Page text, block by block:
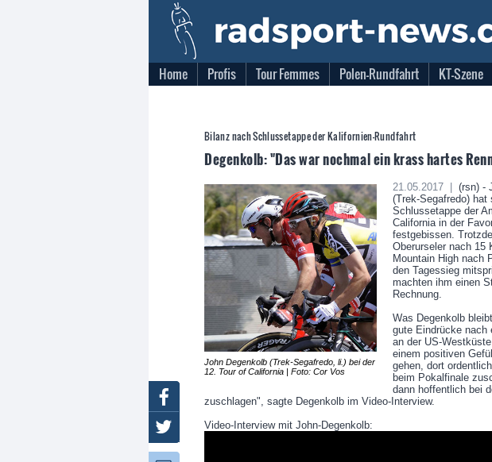
Home Profis Tour Femmes Polen-Rundfahrt KT-Szene
Bilanz nach Schlussetappe der Kalifornien-Rundfahrt
Degenkolb: "Das war nochmal ein krass hartes
John Degenkolb (Trek-Segafredo, li.) bei der
12. Tour of California | Foto: Cor Vos
21.05.2017 |
(rsn) -
(Trek-Segafredo) hat
Schlussetappe der
California in der
festgebissen.
Oberurseler nach 15
Mountain High nach
den Tagessieg
machten ihm einen
Rechnung.
Was Degenkolb
gute Eindrücke nach
an der US-
einem positiven
gehen, dort
beim Pokalfinale
dann hoffentlich bei
zuschlagen", sagte Degenkolb im Video-Interview.
Video-Interview mit John-Degenkolb:
Facebook
Twitter